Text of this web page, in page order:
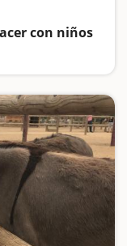
con niños
Vamos de parques: el de la Ciutadella de Barcelona; el de Les Planes de Hospitalet de Llobregat; el de Can Zam en Santa Coloma de Gramenet; el de Can Solei de Badalona y el Parque Fluvial del Besòs